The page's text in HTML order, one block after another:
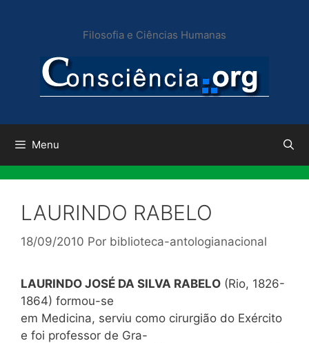
conteúdo
Filosofia e Ciências Humanas
Menu
LAURINDO RABELO
18/09/2010 Por biblioteca-antologianacional
LAURINDO JOSÉ DA SILVA RABELO (Rio, 1826-
1864) formou-se
em Medicina, serviu como cirurgião do Exército
e foi professor de Gra-